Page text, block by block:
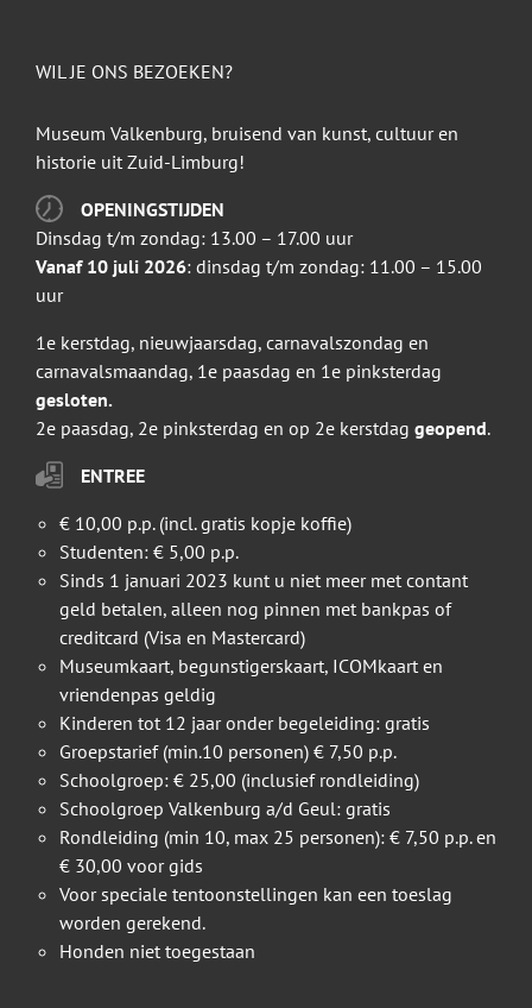
WIL JE ONS BEZOEKEN?
Museum Valkenburg, bruisend van kunst, cultuur en
historie uit Zuid-Limburg!
OPENINGSTIJDEN
Dinsdag t/m zondag: 13.00 – 17.00 uur
Vanaf 10 juli 2026: dinsdag t/m zondag: 11.00 – 15.00
uur
1e kerstdag, nieuwjaarsdag, carnavalszondag en
carnavalsmaandag, 1e paasdag en 1e pinksterdag
gesloten.
2e paasdag, 2e pinksterdag en op 2e kerstdag geopend.
ENTREE
€ 10,00 p.p. (incl. gratis kopje koffie)
Studenten: € 5,00 p.p.
Sinds 1 januari 2023 kunt u niet meer met contant
geld betalen, alleen nog pinnen met bankpas of
creditcard (Visa en Mastercard)
Museumkaart, begunstigerskaart, ICOMkaart en
vriendenpas geldig
Kinderen tot 12 jaar onder begeleiding: gratis
Groepstarief (min.10 personen) € 7,50 p.p.
Schoolgroep: € 25,00 (inclusief rondleiding)
Schoolgroep Valkenburg a/d Geul: gratis
Rondleiding (min 10, max 25 personen): € 7,50 p.p. en
€ 30,00 voor gids
Voor speciale tentoonstellingen kan een toeslag
worden gerekend.
Honden niet toegestaan